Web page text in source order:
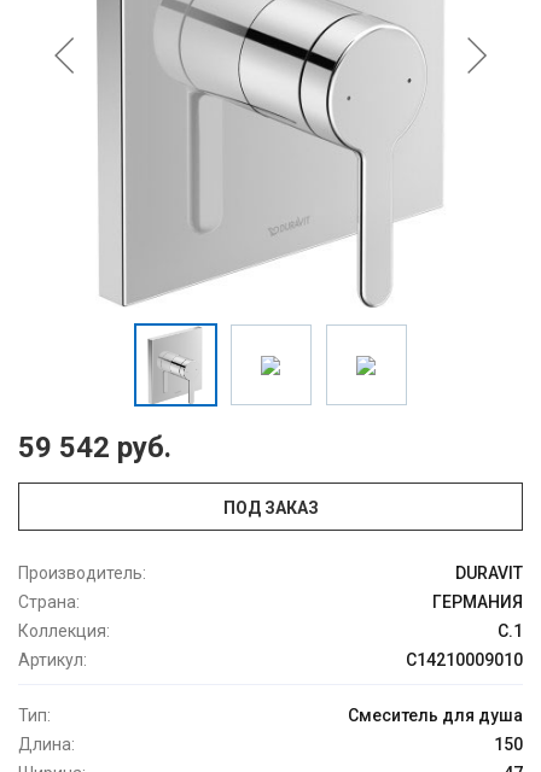
59 542 руб.
ПОД ЗАКАЗ
Производитель:
DURAVIT
Страна:
ГЕРМАНИЯ
Коллекция:
C.1
Артикул:
C14210009010
Тип:
Смеситель для душа
Длина:
150